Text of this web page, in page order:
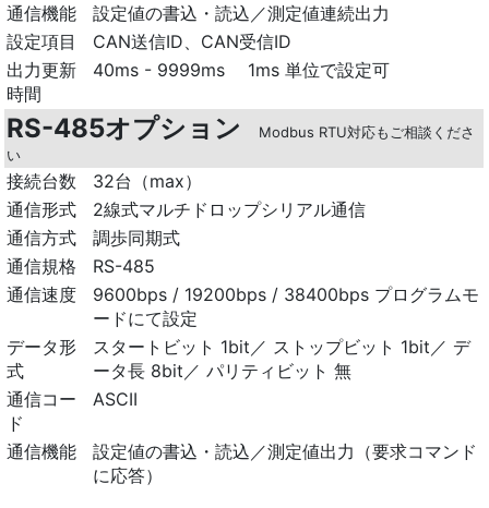
通信機能
設定値の書込・読込／測定値連続出力
設定項目
CAN送信ID、CAN受信ID
出力更新
時間
40ms - 9999ms 1ms 単位で設定可
RS-485オプション
Modbus RTU対応もご相談くださ
い
接続台数
32台（max）
通信形式
2線式マルチドロップシリアル通信
通信方式
調歩同期式
通信規格
RS-485
通信速度
9600bps / 19200bps / 38400bps プログラムモ
ードにて設定
データ形
式
スタートビット 1bit／ ストップビット 1bit／ デ
ータ長 8bit／ パリティビット 無
通信コー
ド
ASCII
通信機能
設定値の書込・読込／測定値出力（要求コマンド
に応答）